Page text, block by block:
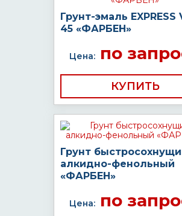
Грунт-эмаль EXPRESS
45 «ФАРБЕН»
Цена:по
КУПИТЬ
Грунт
алкидно-фенольный
«ФАРБЕН»
Цена:по